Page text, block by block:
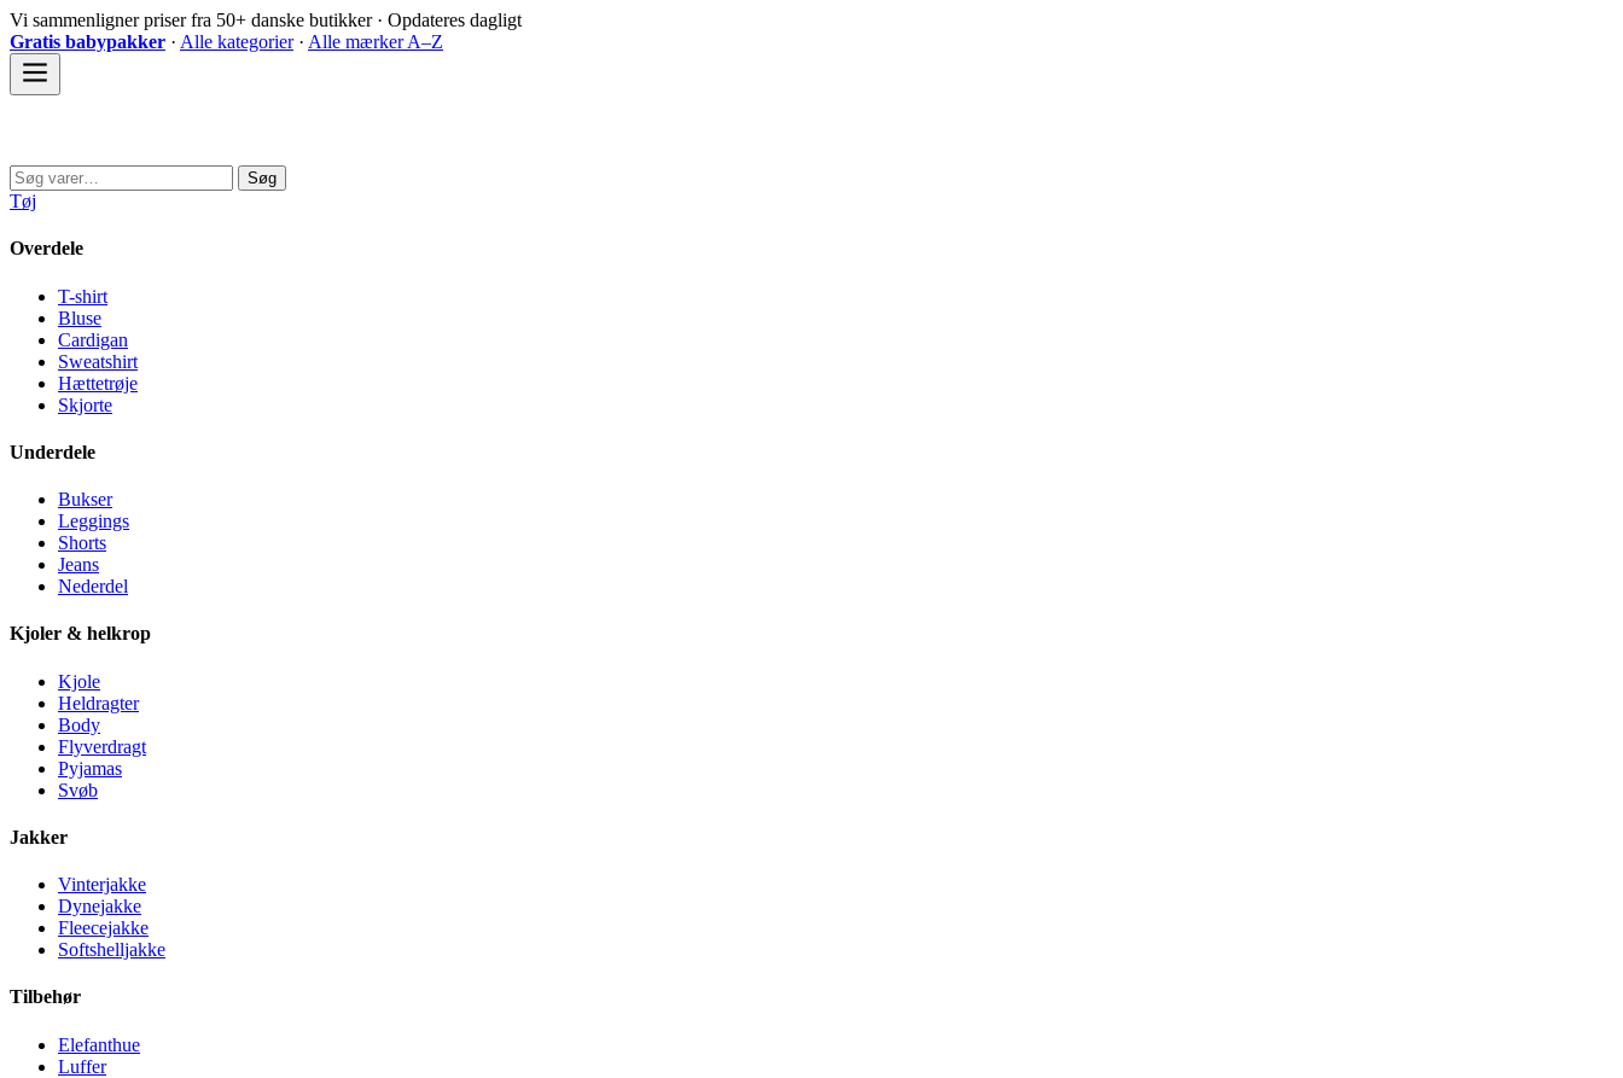
Spring
til
indhold
Vi sammenligner priser fra 50+ danske butikker · Opdateres dagligt
Gratis babypakker · Alle kategorier· Alle mærker A–Z
Søg
efter:
Søg
Tøj
Overdele
T-shirt
Bluse
Cardigan
Sweatshirt
Hættetrøje
Skjorte
Underdele
Bukser
Leggings
Shorts
Jeans
Nederdel
Kjoler & helkrop
Kjole
Heldragter
Body
Flyverdragt
Pyjamas
Svøb
Jakker
Vinterjakke
Dynejakke
Fleecejakke
Softshelljakke
Tilbehør
Elefanthue
Luffer